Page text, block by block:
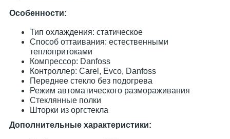
Особенности:
Тип охлаждения: статическое
Способ оттаивания: естественными
теплопритоками
Компрессор: Danfoss
Контроллер: Carel, Evco, Danfoss
Переднее стекло без подогрева
Режим автоматического размораживания
Стеклянные полки
Шторки из оргстекла
Дополнительные характеристики: